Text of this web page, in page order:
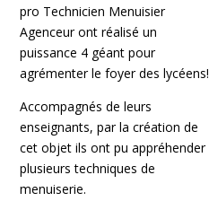
pro Technicien Menuisier
Agenceur ont réalisé un
puissance 4 géant pour
agrémenter le foyer des lycéens!
Accompagnés de leurs
enseignants, par la création de
cet objet ils ont pu appréhender
plusieurs techniques de
menuiserie.